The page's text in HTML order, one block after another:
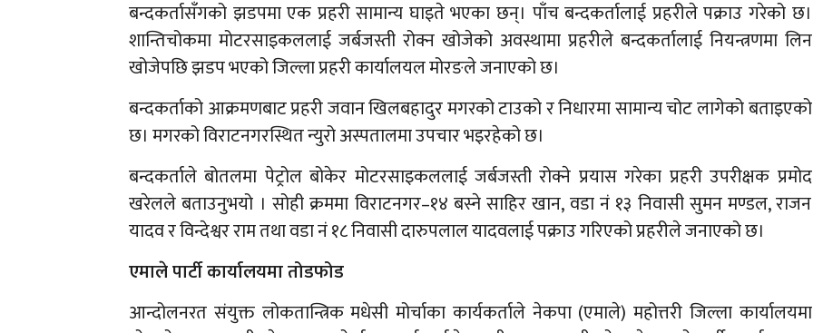
बन्दकर्तासँगको झडपमा एक प्रहरी सामान्य घाइते भएका छन्। पाँच बन्दकर्तालाई प्रहरीले पक्राउ गरेको छ।
शान्तिचोकमा मोटरसाइकललाई जर्बजस्ती रोक्न खोजेको अवस्थामा प्रहरीले बन्दकर्तालाई नियन्त्रणमा लिन
खोजेपछि झडप भएको जिल्ला प्रहरी कार्यालयल मोरङले जनाएको छ।
बन्दकर्ताको आक्रमणबाट प्रहरी जवान खिलबहादुर मगरको टाउको र निधारमा सामान्य चोट लागेको बताइएको
छ। मगरको विराटनगरस्थित न्युरो अस्पतालमा उपचार भइरहेको छ।
बन्दकर्ताले बोतलमा पेट्रोल बोकेर मोटरसाइकललाई जर्बजस्ती रोक्ने प्रयास गरेका प्रहरी उपरीक्षक प्रमोद
खरेलले बताउनुभयो । सोही क्रममा विराटनगर–१४ बस्ने साहिर खान, वडा नं १३ निवासी सुमन मण्डल, राजन
यादव र विन्देश्वर राम तथा वडा नं १८ निवासी दारुपलाल यादवलाई पक्राउ गरिएको प्रहरीले जनाएको छ।
एमाले पार्टी कार्यालयमा तोडफोड
आन्दोलनरत संयुक्त लोकतान्त्रिक मधेसी मोर्चाका कार्यकर्ताले नेकपा (एमाले) महोत्तरी जिल्ला कार्यालयमा